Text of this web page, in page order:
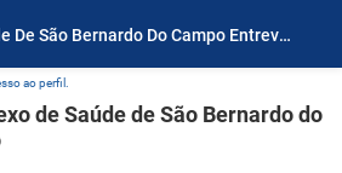
Complexo De Saúde De São Bernardo Do Campo Entrevistas
ao perfil.
de Saúde de São Bernardo do